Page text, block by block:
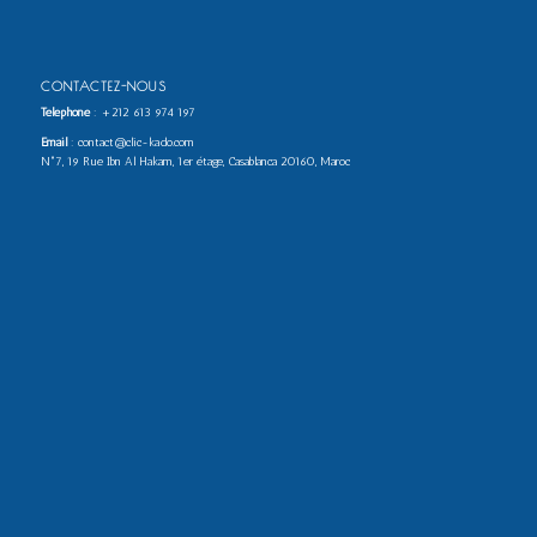
CONTACTEZ-NOUS
Téléphone: +212 613 974 197
Email: contact@clic-kado.com
N°7, 19 Rue Ibn Al Hakam, 1er étage, Casablanca 20160, Maroc